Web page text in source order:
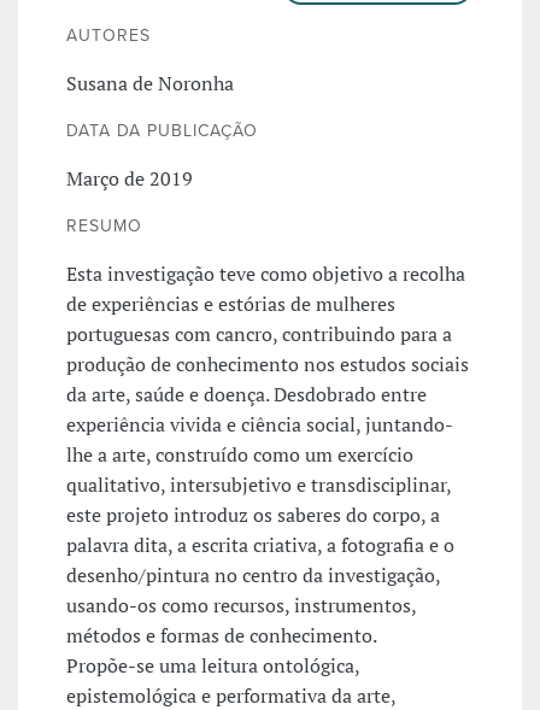
AUTORES
Susana de Noronha
DATA DA PUBLICAÇÃO
Março de 2019
RESUMO
Esta investigação teve como objetivo a recolha
de experiências e estórias de mulheres
portuguesas com cancro, contribuindo para a
produção de conhecimento nos estudos sociais
da arte, saúde e doença. Desdobrado entre
experiência vivida e ciência social, juntando-
lhe a arte, construído como um exercício
qualitativo, intersubjetivo e transdisciplinar,
este projeto introduz os saberes do corpo, a
palavra dita, a escrita criativa, a fotografia e o
desenho/pintura no centro da investigação,
usando-os como recursos, instrumentos,
métodos e formas de conhecimento.
Propõe-se uma leitura ontológica,
epistemológica e performativa da arte,